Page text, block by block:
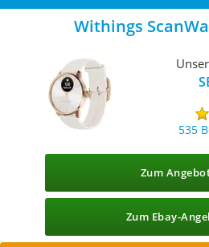
Withings
535
Zum
Zum Ebay-